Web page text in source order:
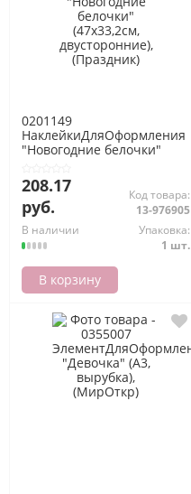
0201149
НаклейкиДляОформления
"Новогодние белочки"
(Праздник)
208.17
руб.
Код товара:
13-976905
В наличии
Упаковка:
1 шт.
В корзину